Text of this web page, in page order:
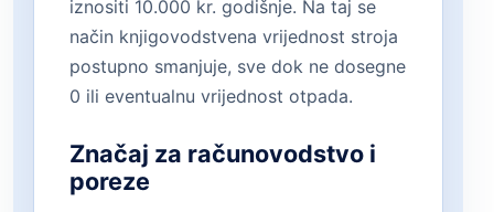
iznositi 10.000 kr. godišnje. Na taj se
način knjigovodstvena vrijednost stroja
postupno smanjuje, sve dok ne dosegne
0 ili eventualnu vrijednost otpada.
Značaj za računovodstvo i
poreze